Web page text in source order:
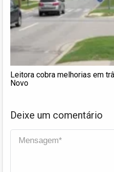
Leitora cobra melhorias em
Novo
Deixe um comentário